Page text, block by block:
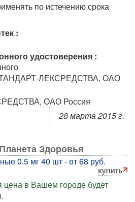
по истечению срока
:
удостоверения :
ЛЕКСРЕДСТВА, ОАО
ОАО Россия
28 марта 2015 г.
Здоровья
0.5 мг 40 шт - от 68 руб.
в Вашем городе будет